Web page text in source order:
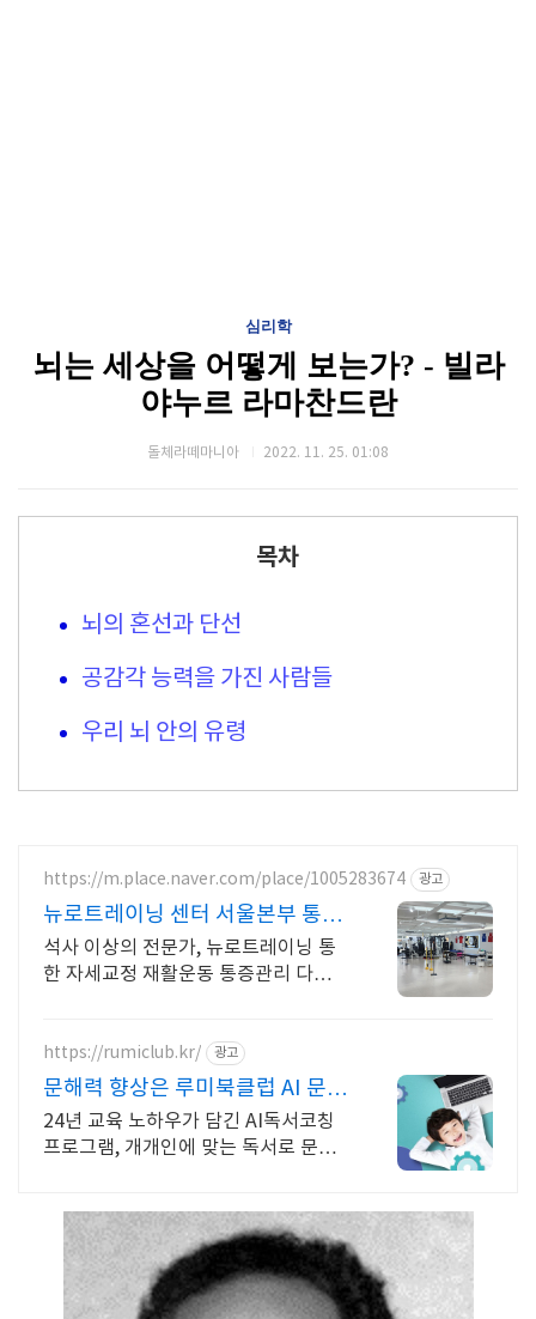
심리학
뇌는 세상을 어떻게 보는가? - 빌라
야누르 라마찬드란
돌체라떼마니아 2022. 11. 25. 01:08
목차
뇌의 혼선과 단선
공감각 능력을 가진 사람들
우리 뇌 안의 유령
https://m.place.naver.com/place/1005283674 광고
뉴로트레이닝 센터 서울본부 통증
자세교정 재활 다이어트
석사 이상의 전문가, 뉴로트레이닝 통
한 자세교정 재활운동 통증관리 다이어
https://rumiclub.kr/ 광고
문해력 향상은 루미북클럽 AI 문해
력 향상 프로그램
24년 교육 노하우가 담긴 AI독서코칭
프로그램, 개개인에 맞는 독서로 문해